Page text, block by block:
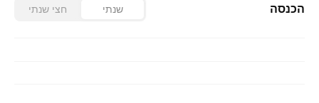
הכנסה שנתי חצי שנתי